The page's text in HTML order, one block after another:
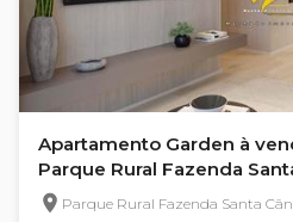
Apartamento Garden à
Parque Rural Fazenda
quartos
Parque Rural Fazenda Santa